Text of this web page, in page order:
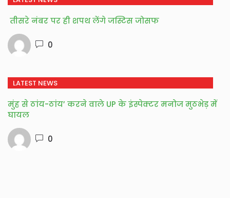
तीसरे नंबर पर ही शपथ लेंगे जस्टिस जोसफ
0
LATEST NEWS
मुंह से ठांय-ठांय’ करने वाले UP के इंस्पेक्टर मनोज मुठभेड़ में
घायल
0